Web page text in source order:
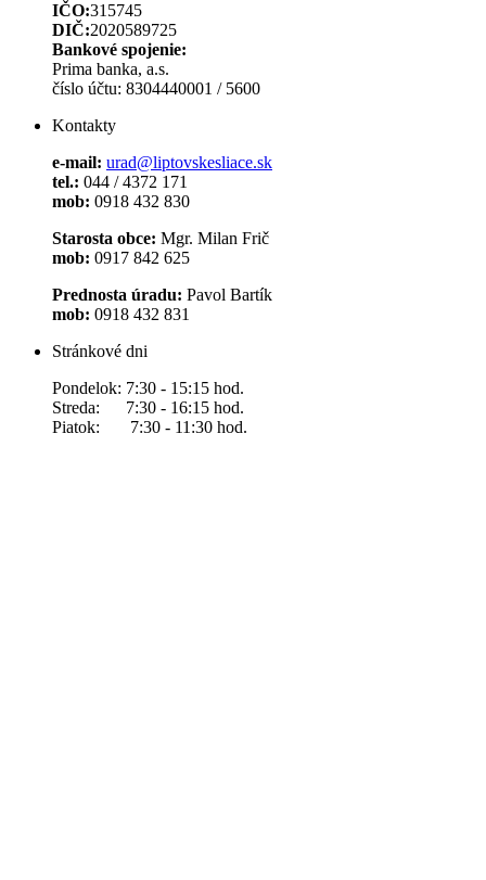
IČO:315745
DIČ:2020589725
Bankové spojenie:
Prima banka, a.s.
číslo účtu: 8304440001 / 5600
Kontakty
e-mail: urad@liptovskesliace.sk
tel.: 044 / 4372 171
mob: 0918 432 830
Starosta obce: Mgr. Milan Frič
mob: 0917 842 625
Prednosta úradu: Pavol Bartík
mob: 0918 432 831
Stránkové dni
Pondelok: 7:30 - 15:15 hod.
Streda: 7:30 - 16:15 hod.
Piatok: 7:30 - 11:30 hod.